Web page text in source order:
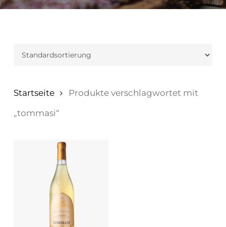
Startseite
Produkte verschlagwortet mit
„tommasi“